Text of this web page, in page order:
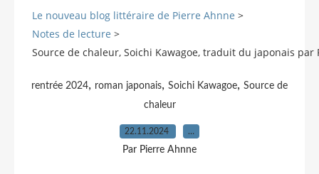
Le nouveau blog littéraire de Pierre Ahnne >
Notes de lecture >
Source de chaleur, Soichi Kawagoe, traduit du japonais par
rentrée 2024, roman japonais, Soichi Kawagoe, Source de
chaleur
22.11.2024 …
Par Pierre Ahnne